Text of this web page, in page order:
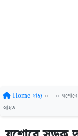
Home স্বাস্থ্য » »
আহত